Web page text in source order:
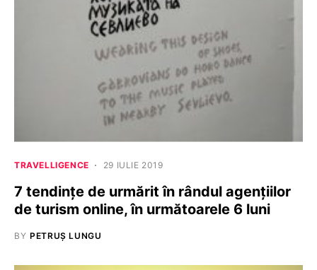
TRAVELLIGENCE 29 IULIE 2019
7 tendințe de urmărit în rândul agențiilor
de turism online, în următoarele 6 luni
BY PETRUȘ LUNGU